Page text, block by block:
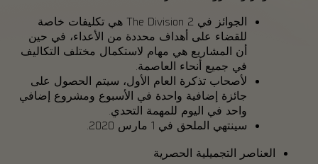
الجوائز في The Division 2 هي تكليفات خاصة
للقضاء على أهداف محددة من الأعداء، في حين
أن المشاريع هي مهام لاستكمال مختلف التكاليف
في جميع أنحاء العاصمة.
لأصحاب تذكرة العام الأول، سيتم الحصول على
جائزة إضافية واحدة في الأسبوع ومشروع إضافي
واحد في اليوم للمهمة التحدي.
سينتهي الملحق في 1 مارس 2020.
العناصر التجميلية الحصرية